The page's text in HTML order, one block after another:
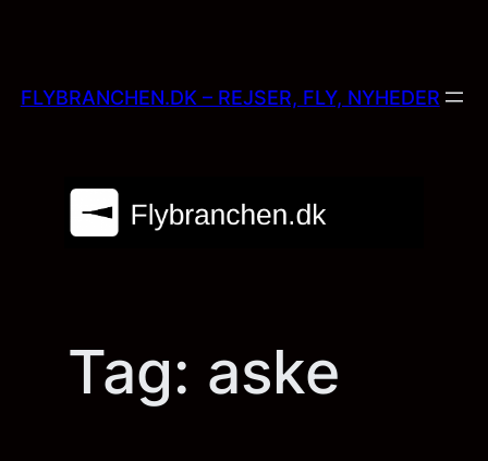
content
FLYBRANCHEN.DK – REJSER, FLY, NYHEDER
Tag: aske